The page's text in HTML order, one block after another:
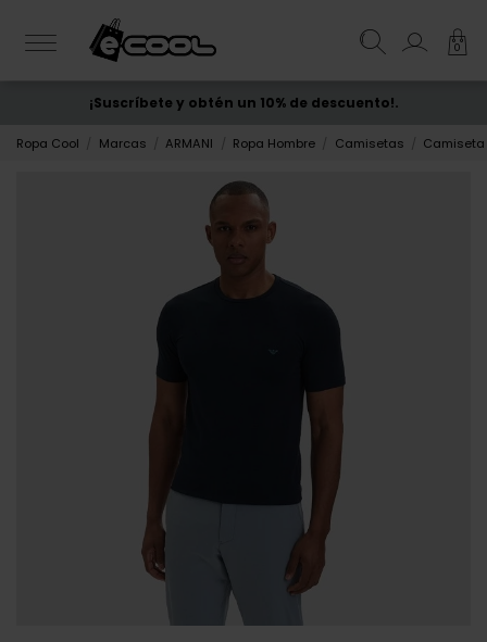
0
ENVÍO GRATIS desde 50€
¡Suscríbete y obtén un 10% de descuento!.
Ropa Cool Marcas ARMANI Ropa Hombre Camisetas Camiseta